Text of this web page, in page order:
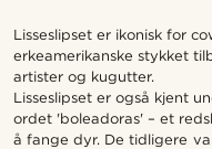
Lisseslipset er ikonisk for
erkeamerikanske stykket
artister og kugutter.
Lisseslipset er også kjent
ordet 'boleadoras' – et
å fange dyr. De tidligere